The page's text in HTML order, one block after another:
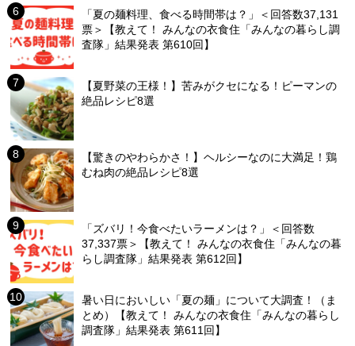
「夏の麺料理、食べる時間帯は？」＜回答数37,131
票＞【教えて！ みんなの衣食住「みんなの暮らし調
査隊」結果発表 第610回】
【夏野菜の王様！】苦みがクセになる！ピーマンの
絶品レシピ8選
【驚きのやわらかさ！】ヘルシーなのに大満足！鶏
むね肉の絶品レシピ8選
「ズバリ！今食べたいラーメンは？」＜回答数
37,337票＞【教えて！ みんなの衣食住「みんなの暮
らし調査隊」結果発表 第612回】
暑い日においしい「夏の麺」について大調査！（ま
とめ）【教えて！ みんなの衣食住「みんなの暮らし
調査隊」結果発表 第611回】